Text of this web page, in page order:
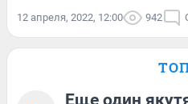
12 апреля, 2022, 12:00 942
Еще один